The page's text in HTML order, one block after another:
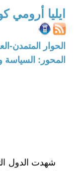
ايليا أرومي
الحوار المتمدن-العدد: 6604 - 2020 / 6 /
المحور: السياسة
شهدت الدول